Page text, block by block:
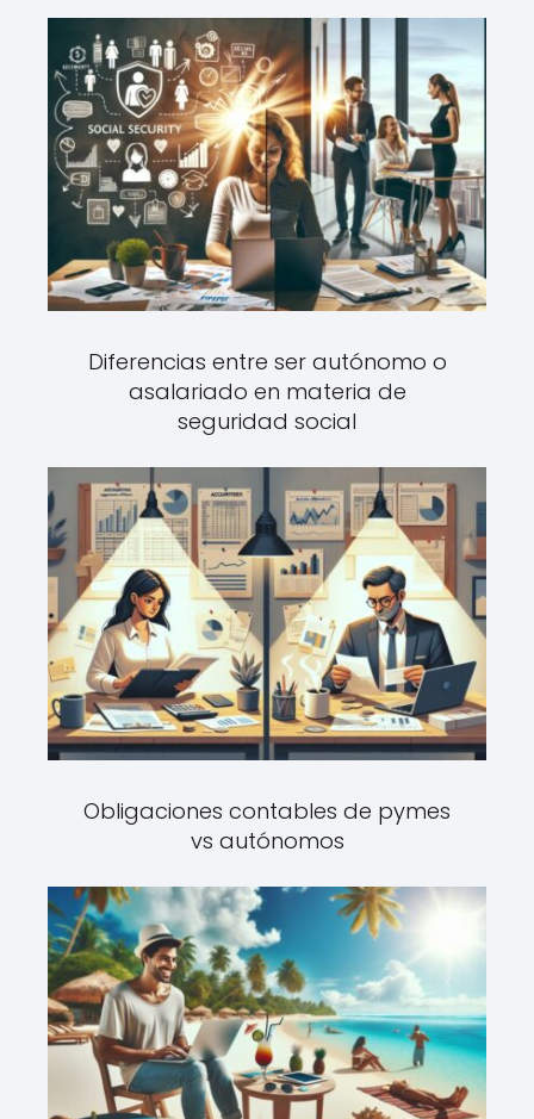
Diferencias entre ser autónomo o
asalariado en materia de
seguridad social
Obligaciones contables de pymes
vs autónomos